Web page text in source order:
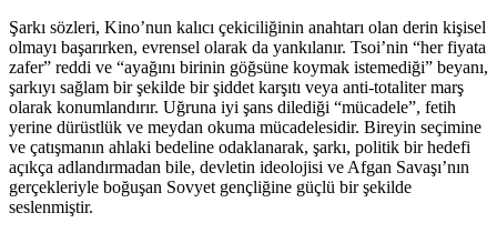
Şarkı sözleri, Kino’nun kalıcı çekiciliğinin anahtarı olan derin kişisel
olmayı başarırken, evrensel olarak da yankılanır. Tsoi’nin “her fiyata
zafer” reddi ve “ayağını birinin göğsüne koymak istemediği” beyanı,
şarkıyı sağlam bir şekilde bir şiddet karşıtı veya anti-totaliter marş
olarak konumlandırır. Uğruna iyi şans dilediği “mücadele”, fetih
yerine dürüstlük ve meydan okuma mücadelesidir. Bireyin seçimine
ve çatışmanın ahlaki bedeline odaklanarak, şarkı, politik bir hedefi
açıkça adlandırmadan bile, devletin ideolojisi ve Afgan Savaşı’nın
gerçekleriyle boğuşan Sovyet gençliğine güçlü bir şekilde
seslenmiştir.